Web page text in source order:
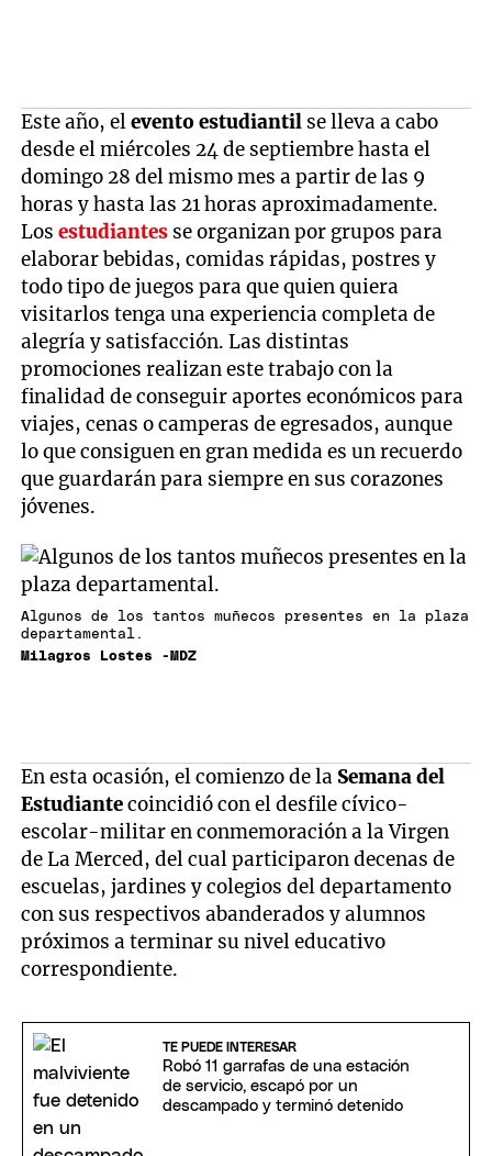
Este año, elevento estudiantil se lleva a cabo
desde el miércoles 24 de septiembre hasta el
domingo 28 del mismo mes a partir de las 9
horas y hasta las 21 horas aproximadamente.
Losestudiantes se organizan por grupos para
elaborar bebidas, comidas rápidas, postres y
todo tipo de juegos para que quien quiera
visitarlos tenga una experiencia completa de
alegría y satisfacción. Las distintas
promociones realizan este trabajo con la
finalidad de conseguir aportes económicos para
viajes, cenas o camperas de egresados, aunque
lo que consiguen en gran medida es un recuerdo
que guardarán para siempre en sus corazones
jóvenes.
Algunos de los tantos muñecos presentes en la plaza
departamental.
Milagros Lostes -MDZ
En esta ocasión, el comienzo de la Semana del
Estudiantecoincidió con el desfile cívico-
escolar-militar en conmemoración a la Virgen
de La Merced, del cual participaron decenas de
escuelas, jardines y colegios del departamento
con sus respectivos abanderados y alumnos
próximos a terminar su nivel educativo
correspondiente.
TE PUEDE INTERESAR
Robó 11 garrafas de una estación
de servicio, escapó por un
descampado y terminó detenido